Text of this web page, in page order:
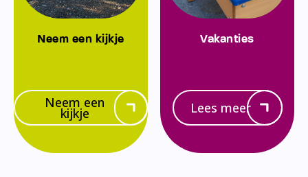
Neem een kijkje
Neem een
kijkje
Vakanties
Lees meer